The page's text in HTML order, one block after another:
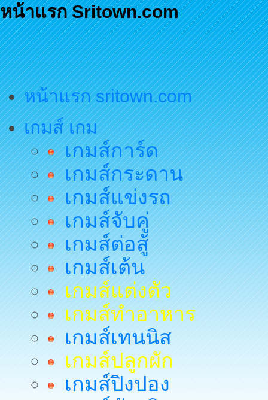
หน้าแรก Sritown.com
หน้าแรก sritown.com
เกมส์ เกม
เกมส์การ์ด
เกมส์กระดาน
เกมส์แข่งรถ
เกมส์จับคู่
เกมส์ต่อสู้
เกมส์เต้น
เกมส์แต่งตัว
เกมส์ทำอาหาร
เกมส์เทนนิส
เกมส์ปลูกผัก
เกมส์ปิงปอง